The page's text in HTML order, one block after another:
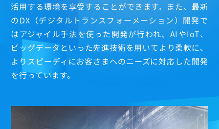
活用する環境を享受することができます。また、最新
のDX（デジタルトランスフォーメーション）開発で
はアジャイル手法を使った開発が行われ、AIやIoT、
ビッグデータといった先進技術を用いてより柔軟に、
よりスピーディにお客さまへのニーズに対応した開発
を行っています。